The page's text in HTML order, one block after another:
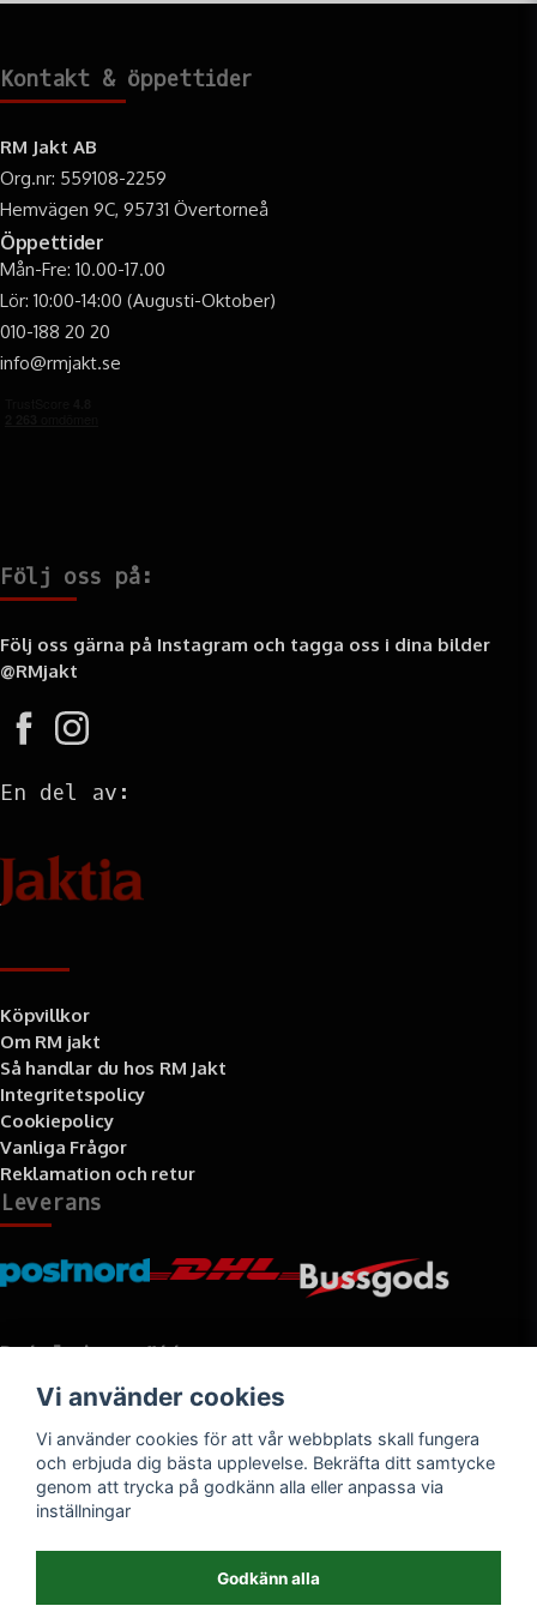
Räddningstjänst & Polis:
Grottforskning & Extrema Utomhusaktiviteter:
För dig som behöver kompromisslös belysning i de
tuffaste miljöerna.
Arbete i Krävande Miljöer:
skogsbruk – där robusthet och högkvalitativ
belysning är ett krav.
professionell pannlampa
LED - 2x CREE XHP50B
LED vinkel - 30 / 60 grader
Batteri - 1st Batteripack 14,4 volt / 49 WH
Vikt (lampenhet) - 73 gram
Färgtemp - 6500K
- 460 lumen / 50h - 115 lumen
IP-klass (lampenhet) - IP67
IP-klass (batteripack) - IP65
Kontakt & öppettider
RM Jakt AB
Org.nr: 559108-2259
Hemvägen 9C, 95731 Övertorneå
Öppettider
Mån-Fre: 10.00-17.00
Lör: 10:00-14:00 (Augusti-Oktober)
010-188 20 20
info@rmjakt.se
Följ oss på:
Följ oss gärna på Instagram och tagga oss i dina bilder
@RMjakt
En del av:
Köpvillkor
Om RM jakt
Så handlar du hos RM Jakt
Integritetspolicy
Cookiepolicy
Vanliga Frågor
Reklamation och retur
Leverans
Betalningssätt
Vi använder cookies
Vi använder cookies för att vår webbplats skall fungera
och erbjuda dig bästa upplevelse. Bekräfta ditt samtycke
genom att trycka på godkänn alla eller anpassa via
inställningar
Godkänn alla